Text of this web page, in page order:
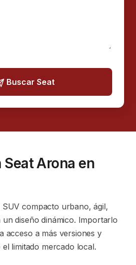
Buscar Seat
Arona en
compacto urbano, ágil,
diseño dinámico. Importarlo
acceso a más versiones y
limitado mercado local.